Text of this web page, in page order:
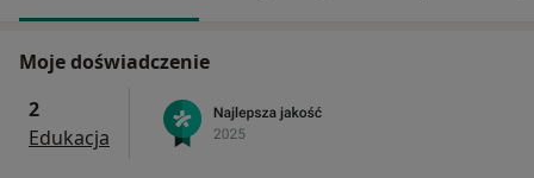
Moje doświadczenie
2
Edukacja